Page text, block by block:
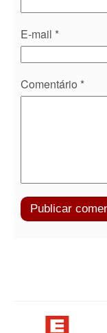
E-mail *
Comentário *